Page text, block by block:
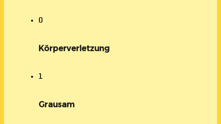
0
Körperverletzung
1
Grausam